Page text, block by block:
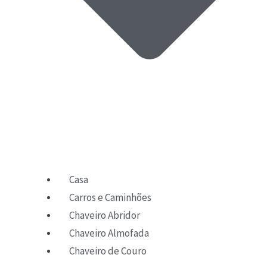
Casa
Carros e Caminhões
Chaveiro Abridor
Chaveiro Almofada
Chaveiro de Couro